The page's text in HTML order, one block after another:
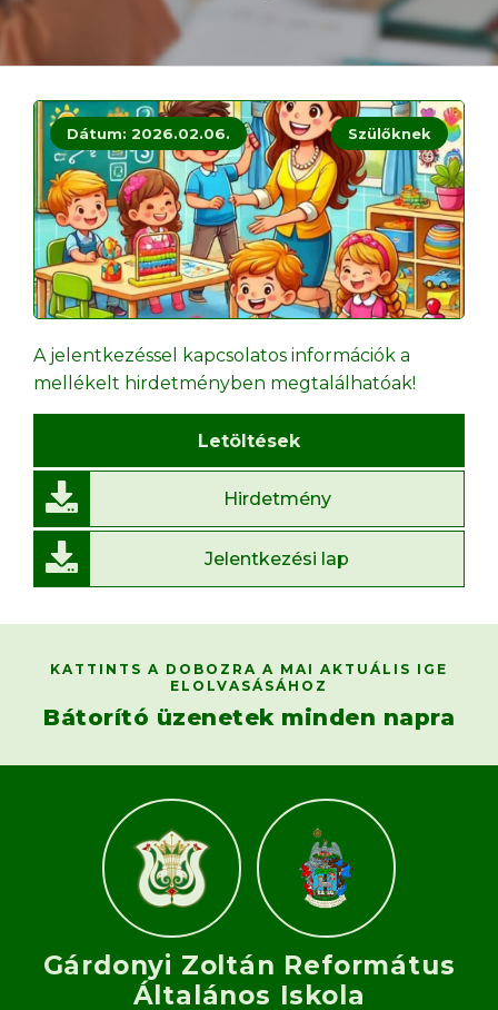
Dátum: 2026.02.06. Szülőknek
A jelentkezéssel kapcsolatos információk a
mellékelt hirdetményben megtalálhatóak!
Letöltések
Hirdetmény
Jelentkezési lap
KATTINTS A DOBOZRA A MAI AKTUÁLIS IGE
ELOLVASÁSÁHOZ
Bátorító üzenetek minden napra
Gárdonyi Zoltán Református
Általános Iskola